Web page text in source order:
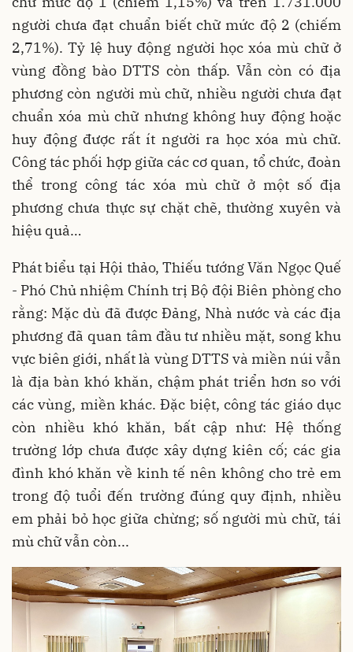
người chưa đạt chuẩn biết chữ mức độ 2 (chiếm
2,71%). Tỷ lệ huy động người học xóa mù chữ ở
vùng đồng bào DTTS còn thấp. Vẫn còn có địa
phương còn người mù chữ, nhiều người chưa đạt
chuẩn xóa mù chữ nhưng không huy động hoặc
huy động được rất ít người ra học xóa mù chữ.
Công tác phối hợp giữa các cơ quan, tổ chức, đoàn
thể trong công tác xóa mù chữ ở một số địa
phương chưa thực sự chặt chẽ, thường xuyên và
hiệu quả…
Phát biểu tại Hội thảo, Thiếu tướng Văn Ngọc Quế
- Phó Chủ nhiệm Chính trị Bộ đội Biên phòng cho
rằng: Mặc dù đã được Đảng, Nhà nước và các địa
phương đã quan tâm đầu tư nhiều mặt, song khu
vực biên giới, nhất là vùng DTTS và miền núi vẫn
là địa bàn khó khăn, chậm phát triển hơn so với
các vùng, miền khác. Đặc biệt, công tác giáo dục
còn nhiều khó khăn, bất cập như: Hệ thống
trường lớp chưa được xây dựng kiên cố; các gia
đình khó khăn về kinh tế nên không cho trẻ em
trong độ tuổi đến trường đúng quy định, nhiều
em phải bỏ học giữa chừng; số người mù chữ, tái
mù chữ vẫn còn...